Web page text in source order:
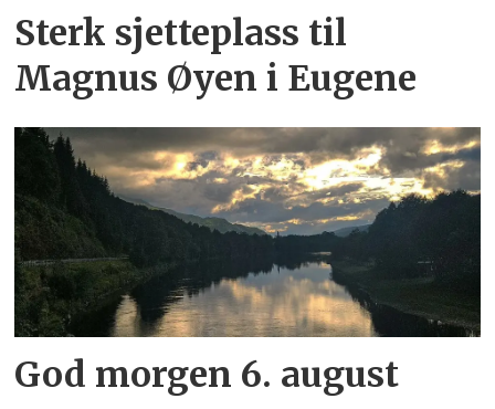
Sterk sjetteplass til
Magnus Øyen i Eugene
God morgen 6. august